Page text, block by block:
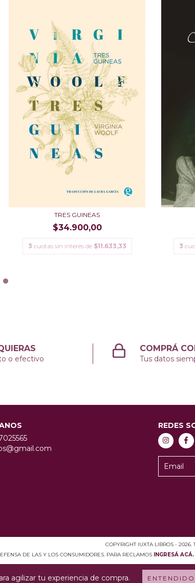
agilizar tu experiencia de compra. ENTENDIDO
TRES GUINEAS
$34.900,00
3 cuotas sin interés de $11.633,33 3
o efectivo
COMPRÁ
Tus datos
REDES
COPYRIGHT IUXTA LIBROS - 2026.
DE LAS Y LOS CONSUMIDORES. PARA RECLAMOS INGRESÁ ACÁ.